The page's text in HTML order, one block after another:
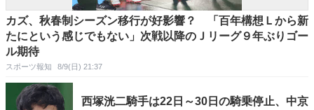
カズ、秋春制シーズン移行が好影響？ 「百年構想Ｌから新
たにという感じでもない」次戦以降のＪリーグ９年ぶりゴー
ル期待
スポーツ報知 8/9(日) 21:37
西塚洸二騎手は22日～30日の騎乗停止、中京